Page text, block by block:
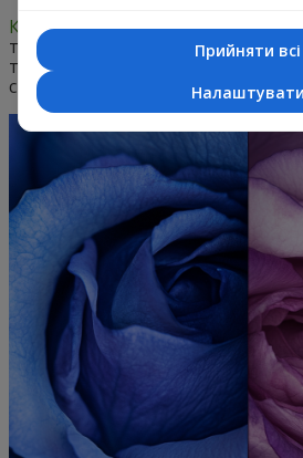
Коралові трояндивносять у цю
та пристрасті. Вони чудово
та ентузіазм, роблячи їх
святкових подій або романтичних
Прийняти всі
Налаштувати